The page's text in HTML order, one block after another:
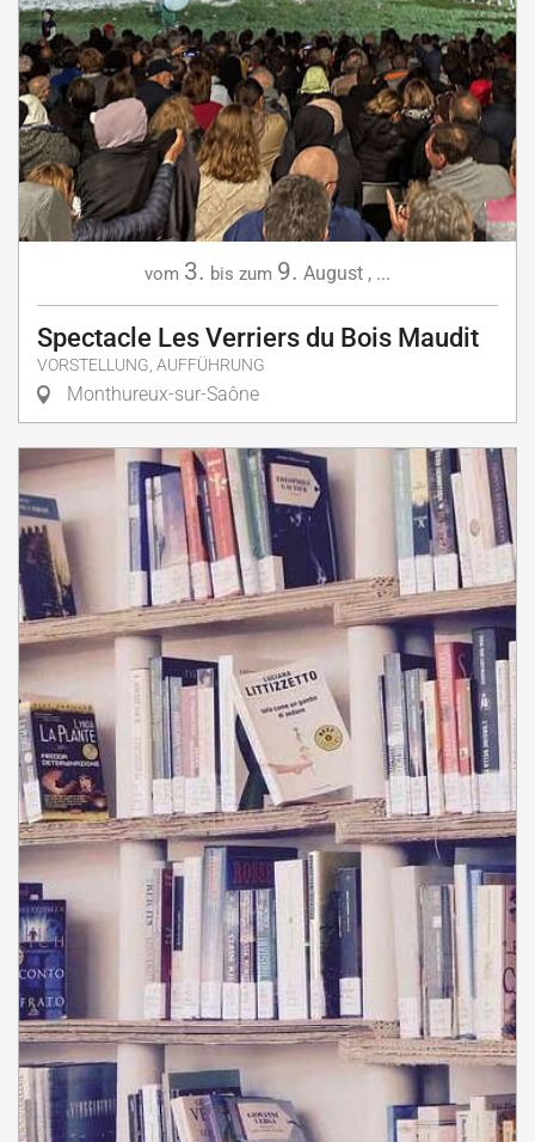
vom 3. bis zum 9. August , ...
Spectacle Les Verriers du Bois Maudit
VORSTELLUNG, AUFFÜHRUNG
Monthureux-sur-Saône